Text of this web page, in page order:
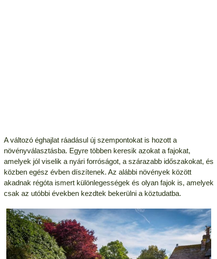
A változó éghajlat ráadásul új szempontokat is hozott a
növényválasztásba. Egyre többen keresik azokat a fajokat,
amelyek jól viselik a nyári forróságot, a szárazabb időszakokat, és
közben egész évben díszítenek. Az alábbi növények között
akadnak régóta ismert különlegességek és olyan fajok is, amelyek
csak az utóbbi években kezdtek bekerülni a köztudatba.